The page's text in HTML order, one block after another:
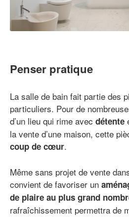
Penser pratique
La salle de bain fait partie des
particuliers. Pour de
d’un lieu qui rime avec détente
la vente d’une maison, cette
coup de cœur.
Même sans projet de vente
convient de favoriser un
de plaire au plus grand
rafraîchissement permettra de